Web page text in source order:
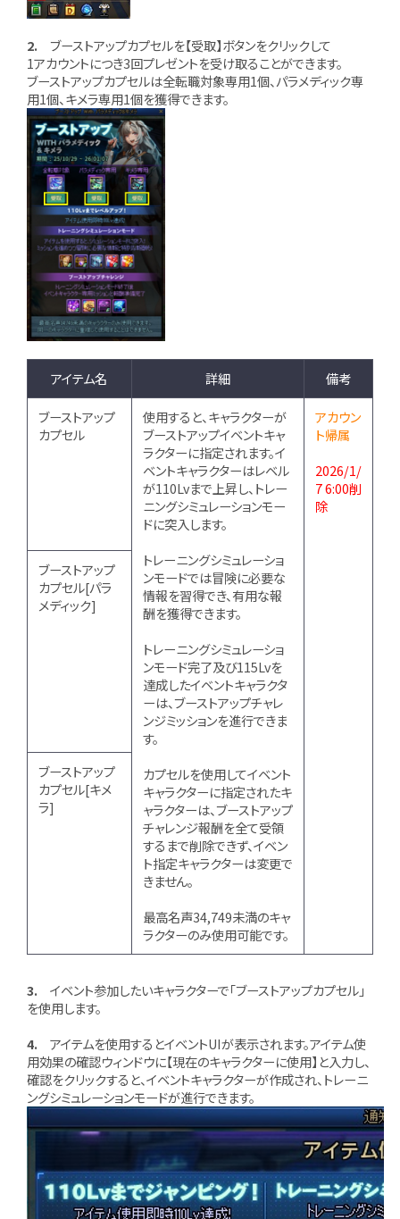
2. ブーストアップカプセルを【受取】ボタンをクリックして
1アカウントにつき3回プレゼントを受け取ることができます。
ブーストアップカプセルは全転職対象専用1個、パラメディック専
用1個、キメラ専用1個を獲得できます。
アイテム名 詳細 備考
ブーストアップ
カプセル
使用すると、キャラクターが
ブーストアップイベントキャ
ラクターに指定されます。イ
ベントキャラクターはレベル
が110Lvまで上昇し、トレー
ニングシミュレーションモー
ドに突入します。
トレーニングシミュレーショ
ンモードでは冒険に必要な
情報を習得でき、有用な報
酬を獲得できます。
トレーニングシミュレーショ
ンモード完了及び115Lvを
達成したイベントキャラクタ
ーは、ブーストアップチャレ
ンジミッションを進行できま
す。
カプセルを使用してイベント
キャラクターに指定されたキ
ャラクターは、ブーストアップ
チャレンジ報酬を全て受領
するまで削除できず、イベン
ト指定キャラクターは変更で
きません。
最高名声34,749未満のキャ
ラクターのみ使用可能です。
アカウン
ト帰属
2026/1/
7 6:00削
除
ブーストアップ
カプセル[パラ
メディック]
ブーストアップ
カプセル[キメ
ラ]
3. イベント参加したいキャラクターで「ブーストアップカプセル」
を使用します。
4. アイテムを使用するとイベントUIが表示されます。アイテム使
用効果の確認ウィンドウに【現在のキャラクターに使用】と入力し、
確認をクリックすると、イベントキャラクターが作成され、トレーニ
ングシミュレーションモードが進行できます。